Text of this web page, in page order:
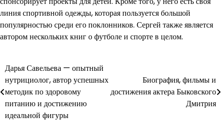
линия спортивной одежды, которая пользуется большой
популярностью среди его поклонников. Сергей также является
автором нескольких книг о футболе и спорте в целом.
Навигация
по
записям
Дарья Савельева — опытный
нутрициолог, автор успешных
методик по здоровому
питанию и достижению
идеальной фигуры
Биография, фильмы и
достижения актера Быковского
Дмитрия